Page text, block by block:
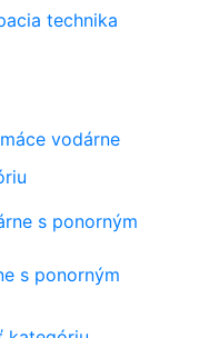
technika
vodárne
s ponorným